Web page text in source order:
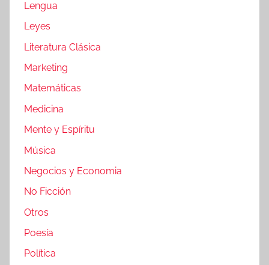
Lengua
Leyes
Literatura Clásica
Marketing
Matemáticas
Medicina
Mente y Espíritu
Música
Negocios y Economia
No Ficción
Otros
Poesía
Política